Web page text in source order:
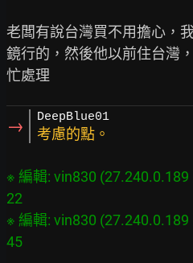
老闆有說台灣買不用擔心，
鏡行的，然後他以前住台灣
→ DeepBlue01
考慮的點。
※ 編輯: vin830
22
※ 編輯: vin830